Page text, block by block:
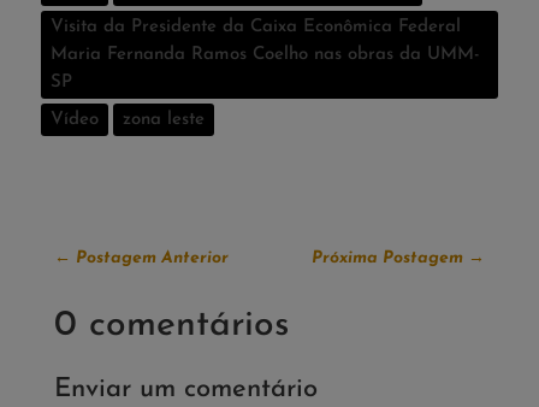
Visita da Presidente da Caixa Econômica Federal
Maria Fernanda Ramos Coelho nas obras da UMM-
SP
Vídeo zona leste
← Postagem Anterior Próxima Postagem →
0 comentários
Enviar um comentário